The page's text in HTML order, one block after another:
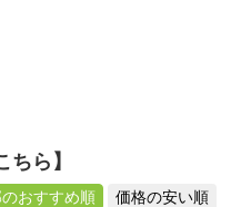
ちら】
おすすめ順 価格の安い順